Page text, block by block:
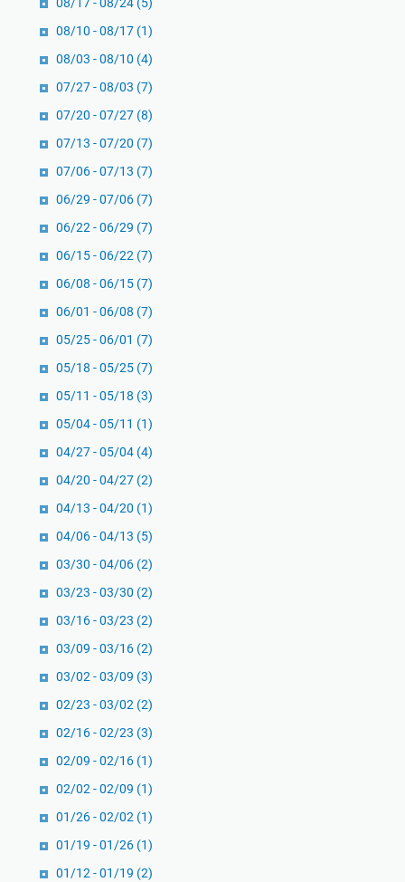
08/17 - 08/24 (5)
08/10 - 08/17 (1)
08/03 - 08/10 (4)
07/27 - 08/03 (7)
07/20 - 07/27 (8)
07/13 - 07/20 (7)
07/06 - 07/13 (7)
06/29 - 07/06 (7)
06/22 - 06/29 (7)
06/15 - 06/22 (7)
06/08 - 06/15 (7)
06/01 - 06/08 (7)
05/25 - 06/01 (7)
05/18 - 05/25 (7)
05/11 - 05/18 (3)
05/04 - 05/11 (1)
04/27 - 05/04 (4)
04/20 - 04/27 (2)
04/13 - 04/20 (1)
04/06 - 04/13 (5)
03/30 - 04/06 (2)
03/23 - 03/30 (2)
03/16 - 03/23 (2)
03/09 - 03/16 (2)
03/02 - 03/09 (3)
02/23 - 03/02 (2)
02/16 - 02/23 (3)
02/09 - 02/16 (1)
02/02 - 02/09 (1)
01/26 - 02/02 (1)
01/19 - 01/26 (1)
01/12 - 01/19 (2)